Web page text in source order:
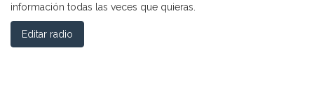
información todas las veces que quieras.
Editar radio